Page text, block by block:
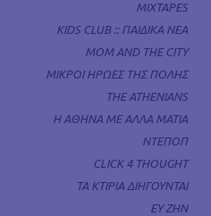
MIXTAPES
KIDS CLUB :: ΠΑΙΔΙΚΑ ΝΕΑ
MOM AND THE CITY
ΜΙΚΡΟΙ ΗΡΩΕΣ ΤΗΣ ΠΟΛΗΣ
THE ATHENIANS
Η ΑΘΗΝΑ ΜΕ ΑΛΛΑ ΜΑΤΙΑ
ΝΤΕΠΟΠ
CLICK 4 THOUGHT
ΤΑ ΚΤΙΡΙΑ ΔΙΗΓΟΥΝΤΑΙ
ΕΥ ΖΗΝ